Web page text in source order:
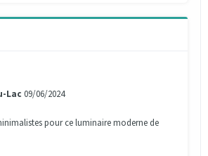
Lac 09/06/2024
pour ce luminaire moderne de